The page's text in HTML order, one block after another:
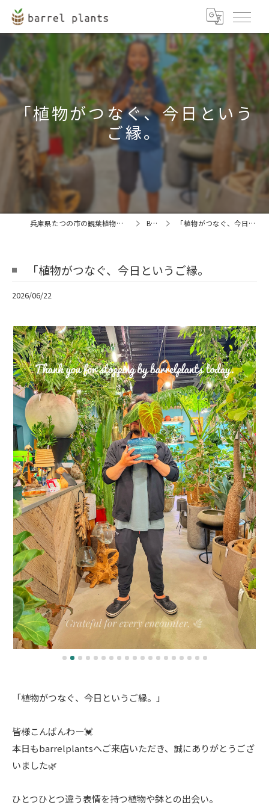
「植物がつなぐ、今日という
ご縁。
兵庫県たつの市の観葉植物ならbarrel plants BLOG 「植物がつなぐ、今日というご縁。
「植物がつなぐ、今日というご縁。
2026/06/22
「植物がつなぐ、今日というご縁。」
皆様こんばんわー💓
本日もbarrelplantsへご来店いただき、誠にありがとうござ
いました🌿
ひとつひとつ違う表情を持つ植物や鉢との出会い。